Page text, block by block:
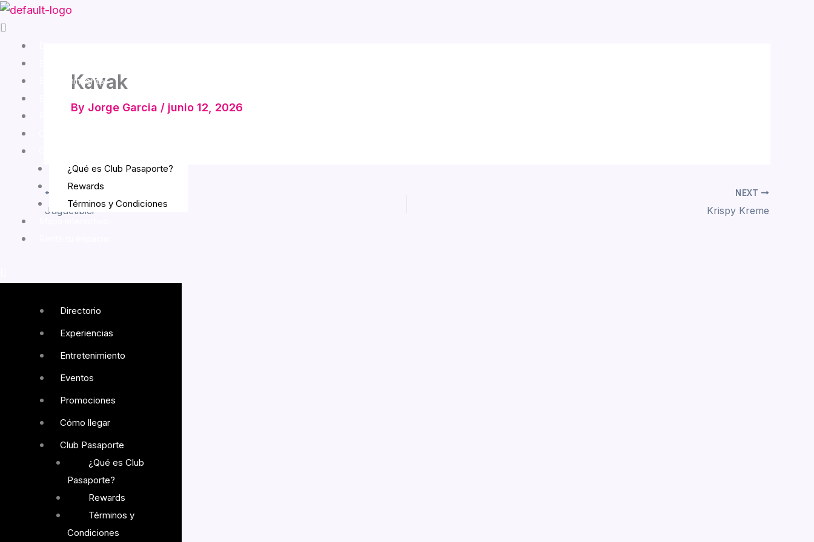
Skip
to
content
Menu
Entretenimiento
Promociones
¿Qué es Club Pasaporte?
Rewards
Términos y Condiciones
Directorio
Experiencias
Entretenimiento
Eventos
Promociones
Cómo llegar
Club Pasaporte
¿Qué es Club
Pasaporte?
Rewards
Términos y
Condiciones
Kavak
By Jorge Garcia / junio 12, 2026
PREVIOUS
Juguetibici
NEXT
Krispy Kreme